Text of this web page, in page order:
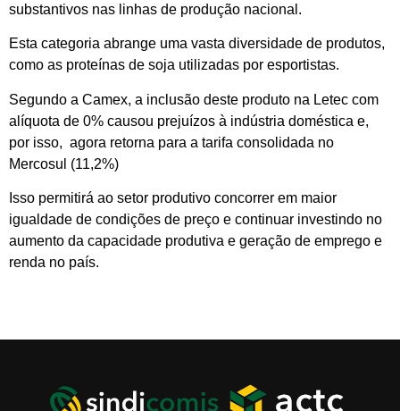
substantivos nas linhas de produção nacional.
Esta categoria abrange uma vasta diversidade de produtos,
como as proteínas de soja utilizadas por esportistas.
Segundo a Camex, a inclusão deste produto na Letec com
alíquota de 0% causou prejuízos à indústria doméstica e,
por isso, agora retorna para a tarifa consolidada no
Mercosul (11,2%)
Isso permitirá ao setor produtivo concorrer em maior
igualdade de condições de preço e continuar investindo no
aumento da capacidade produtiva e geração de emprego e
renda no país.